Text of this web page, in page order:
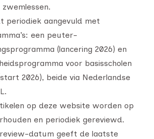
periodiek aangevuld met
een peuter-
(lancering 2026) en
voor basisscholen
2026), beide via Nederlandse
op deze website worden op
en periodiek gereviewd.
datum geeft de laatste